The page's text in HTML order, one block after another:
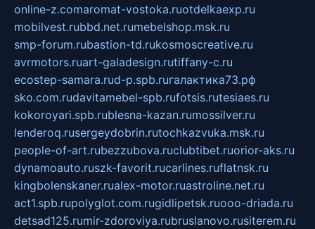
online-z.comaromat-vostoka.ruotdelkaexp.ru
mobilvest.rubbd.net.rumebelshop.msk.ru
smp-forum.rubastion-td.rukosmoscreative.ru
avrmotors.ruart-galadesign.rutiffany-c.ru
ecostep-samara.rud-p.spb.ruгалактика73.рф
sko.com.rudavitamebel-spb.rufotsis.rutesiaes.ru
kokoroyari.spb.rublesna-kazan.rumossilver.ru
lenderoq.rusergeydobrin.rutochkazvuka.msk.ru
people-of-art.rubezzubova.ruclubtibet.ruorior-aks.ru
dynamoauto.ruszk-favorit.rucarlines.ruflatnsk.ru
kingbolenskaner.rualex-motor.ruastroline.net.ru
act1.spb.rupolyglot.com.rugidlipetsk.ruooo-driada.ru
detsad125.rumir-zdoroviya.rubruslanovo.rusiterem.ru